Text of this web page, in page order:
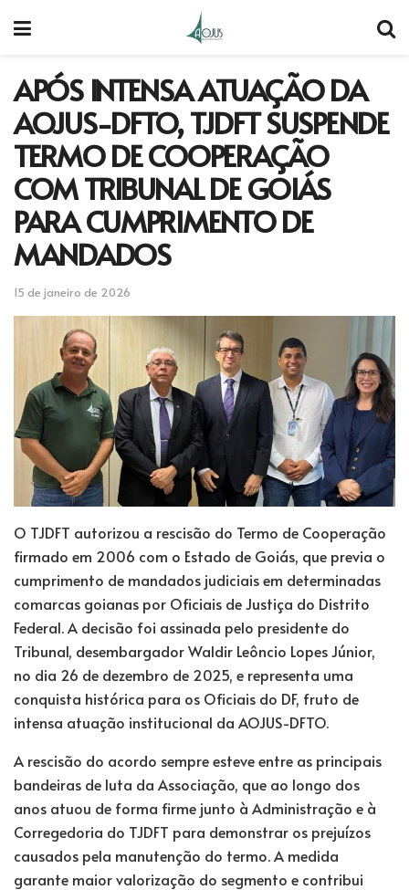
APÓS INTENSA ATUAÇÃO DA
AOJUS-DFTO, TJDFT SUSPENDE
TERMO DE COOPERAÇÃO
COM TRIBUNAL DE GOIÁS
PARA CUMPRIMENTO DE
MANDADOS
15 de janeiro de 2026
O TJDFT autorizou a rescisão do Termo de Cooperação
firmado em 2006 com o Estado de Goiás, que previa o
cumprimento de mandados judiciais em determinadas
comarcas goianas por Oficiais de Justiça do Distrito
Federal. A decisão foi assinada pelo presidente do
Tribunal, desembargador Waldir Leôncio Lopes Júnior,
no dia 26 de dezembro de 2025, e representa uma
conquista histórica para os Oficiais do DF, fruto de
intensa atuação institucional da AOJUS-DFTO.
A rescisão do acordo sempre esteve entre as principais
bandeiras de luta da Associação, que ao longo dos
anos atuou de forma firme junto à Administração e à
Corregedoria do TJDFT para demonstrar os prejuízos
causados pela manutenção do termo. A medida
garante maior valorização do segmento e contribui